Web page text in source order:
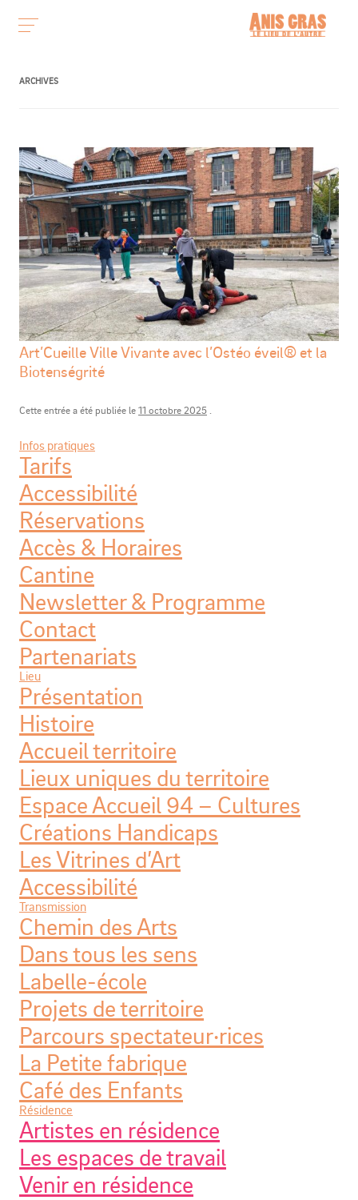
ARCHIVES
Art’Cueille Ville Vivante avec l’Ostéo éveil® et la
Biotenségrité
Cette entrée a été publiée le11 octobre 2025 .
Infos pratiques
Tarifs
Accessibilité
Réservations
Accès & Horaires
Cantine
Newsletter & Programme
Contact
Partenariats
Lieu
Présentation
Histoire
Accueil territoire
Lieux uniques du territoire
Espace Accueil 94 – Cultures
Créations Handicaps
Les Vitrines d’Art
Accessibilité
Transmission
Chemin des Arts
Dans tous les sens
Labelle-école
Projets de territoire
Parcours spectateur·rices
La Petite fabrique
Café des Enfants
Résidence
Artistes en résidence
Les espaces de travail
Venir en résidence